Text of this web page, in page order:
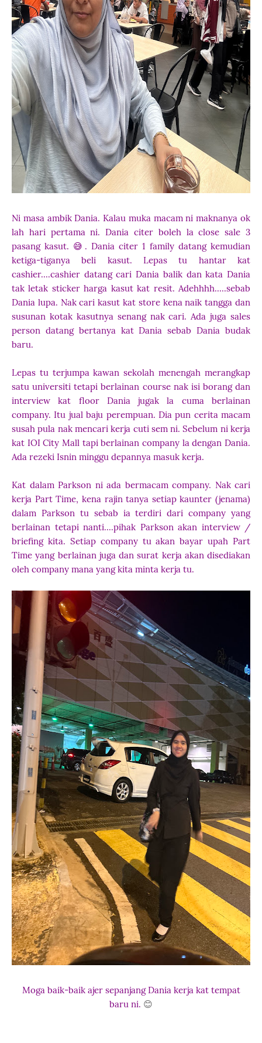
Ni masa ambik Dania. Kalau muka macam ni maknanya ok
lah hari pertama ni. Dania citer boleh la close sale 3
pasang kasut. 😅. Dania citer 1 family datang kemudian
ketiga-tiganya beli kasut. Lepas tu hantar kat
cashier....cashier datang cari Dania balik dan kata Dania
tak letak sticker harga kasut kat resit. Adehhhh.....sebab
Dania lupa. Nak cari kasut kat store kena naik tangga dan
susunan kotak kasutnya senang nak cari. Ada juga sales
person datang bertanya kat Dania sebab Dania budak
baru.
Lepas tu terjumpa kawan sekolah menengah merangkap
satu universiti tetapi berlainan course nak isi borang dan
interview kat floor Dania jugak la cuma berlainan
company. Itu jual baju perempuan. Dia pun cerita macam
susah pula nak mencari kerja cuti sem ni. Sebelum ni kerja
kat IOI City Mall tapi berlainan company la dengan Dania.
Ada rezeki Isnin minggu depannya masuk kerja.
Kat dalam Parkson ni ada bermacam company. Nak cari
kerja Part Time, kena rajin tanya setiap kaunter (jenama)
dalam Parkson tu sebab ia terdiri dari company yang
berlainan tetapi nanti....pihak Parkson akan interview /
briefing kita. Setiap company tu akan bayar upah Part
Time yang berlainan juga dan surat kerja akan disediakan
oleh company mana yang kita minta kerja tu.
Moga baik-baik ajer sepanjang Dania kerja kat tempat
baru ni. 😊